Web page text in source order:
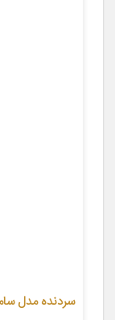
سردنده مدل